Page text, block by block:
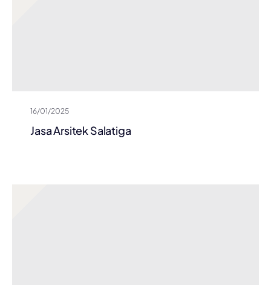
16/01/2025
Jasa Arsitek Salatiga